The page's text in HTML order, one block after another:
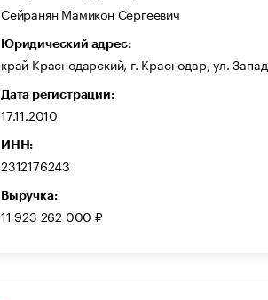
Сейранян Мамикон Сергеевич
Юридический адрес:
край Краснодарский, г. Краснодар, ул.
Дата регистрации:
17.11.2010
ИНН:
2312176243
Выручка:
11 923 262 000 ₽